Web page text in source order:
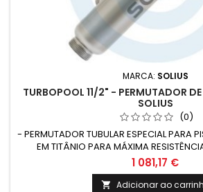
MARCA: SOLIUS
TURBOPOOL 11/2" - PERMUTADOR
SOLIUS
(0)
- PERMUTADOR TUBULAR ESPECIAL PARA
EM TITÂNIO PARA MÁXIMA
DIMENSÕES COMPACTAS E ALTA
ADEQUADO PARA QUALQUER TIPO DE
PISCINA
1 081,17 €
 Adicionar ao